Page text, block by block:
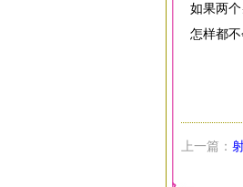
如果两
怎样都
上一篇：